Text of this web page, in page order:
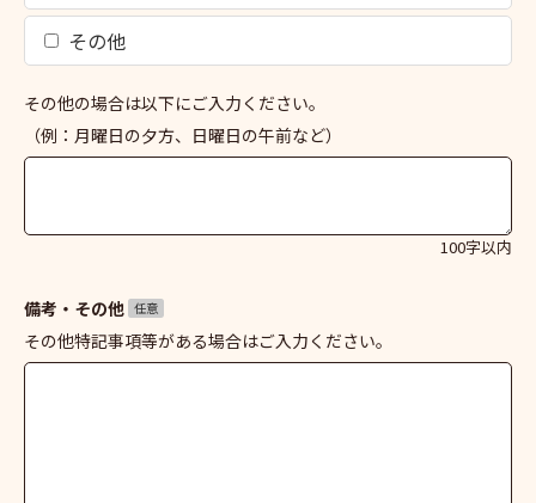
その他
その他の場合は以下にご入力ください。
（例：月曜日の夕方、日曜日の午前など）
100字以内
備考・その他 任意
その他特記事項等がある場合はご入力ください。